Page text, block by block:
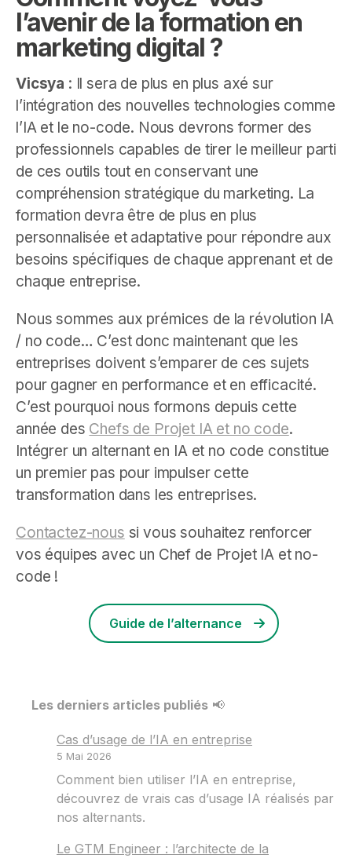
l’avenir de la formation en
marketing digital ?
Vicsya : Il sera de plus en plus axé sur
l’intégration des nouvelles technologies comme
l’IA et le no-code. Nous devrons former des
professionnels capables de tirer le meilleur parti
de ces outils tout en conservant une
compréhension stratégique du marketing. La
formation devra être de plus en plus
personnalisée et adaptative pour répondre aux
besoins spécifiques de chaque apprenant et de
chaque entreprise.
Nous sommes aux prémices de la révolution IA
/ no code… C’est donc maintenant que les
entreprises doivent s’emparer de ces sujets
pour gagner en performance et en efficacité.
C’est pourquoi nous formons depuis cette
année des Chefs de Projet IA et no code.
Intégrer un alternant en IA et no code constitue
un premier pas pour impulser cette
transformation dans les entreprises.
Contactez-nous si vous souhaitez renforcer
vos équipes avec un Chef de Projet IA et no-
code !
Guide de l’alternance
Les derniers articles publiés 📢
Cas d’usage de l’IA en entreprise
5 Mai 2026
Comment bien utiliser l’IA en entreprise,
découvrez de vrais cas d’usage IA réalisés par
nos alternants.
Le GTM Engineer : l’architecte de la